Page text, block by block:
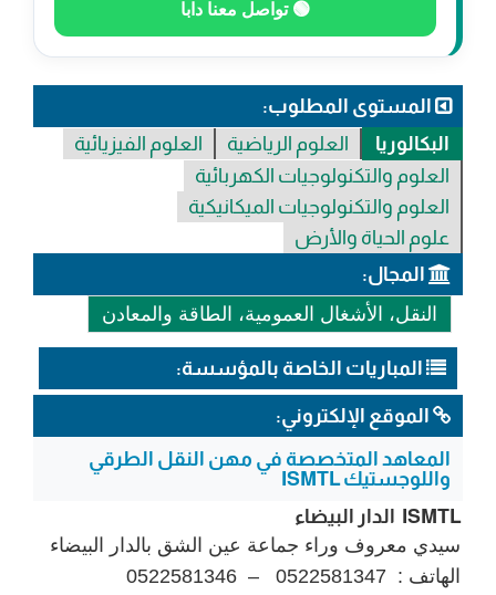
🟢 تواصل معنا دابا
المستوى المطلوب:
البكالوريا
العلوم الرياضية
العلوم الفيزيائية
العلوم والتكنولوجيات الكهربائية
العلوم والتكنولوجيات الميكانيكية
علوم الحياة والأرض
المجال:
النقل، الأشغال العمومية، الطاقة والمعادن
المباريات الخاصة بالمؤسسة:
الموقع الإلكتروني:
المعاهد المتخصصة في مهن النقل الطرقي
واللوجستيك ISMTL
ISMTL الدار البيضاء
سيدي معروف وراء جماعة عين الشق بالدار البيضاء
الهاتف : 0522581347 – 0522581346